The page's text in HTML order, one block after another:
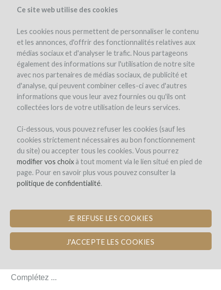
Ce site web utilise des cookies
Les cookies nous permettent de personnaliser le contenu
et les annonces, d'offrir des fonctionnalités relatives aux
médias sociaux et d'analyser le trafic. Nous partageons
également des informations sur l'utilisation de notre site
avec nos partenaires de médias sociaux, de publicité et
d'analyse, qui peuvent combiner celles-ci avec d'autres
informations que vous leur avez fournies ou qu'ils ont
collectées lors de votre utilisation de leurs services.
Ci-dessous, vous pouvez refuser les cookies (sauf les
cookies strictement nécessaires au bon fonctionnement
du site) ou accepter tous les cookies. Vous pourrez
modifier vos choixà tout moment via le lien situé en pied de
page. Pour en savoir plus vous pouvez consulter la
politique de confidentialité.
JE REFUSE LES COOKIES
J'ACCEPTE LES COOKIES
el proyecto
Adega do Vulcao
MAKING WINES ON VOLCANIC SOIL
IN AZORES
TEAM
TEAM
Complétez ...